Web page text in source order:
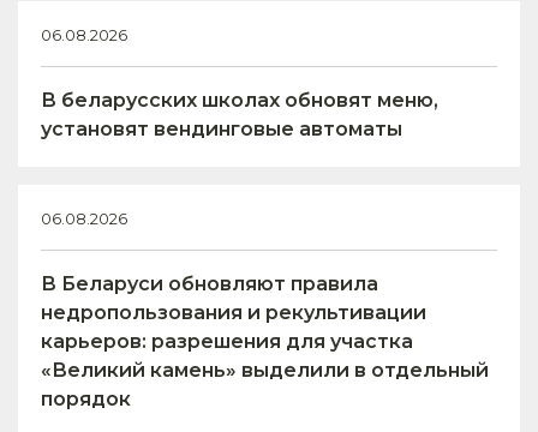
06.08.2026
В беларусских школах обновят меню,
установят вендинговые автоматы
06.08.2026
В Беларуси обновляют правила
недропользования и рекультивации
карьеров: разрешения для участка
«Великий камень» выделили в отдельный
порядок